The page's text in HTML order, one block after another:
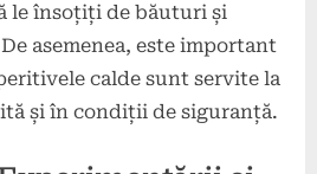
le însoțiți de băuturi și
asemenea, este important
calde sunt servite la
și în condiții de siguranță.